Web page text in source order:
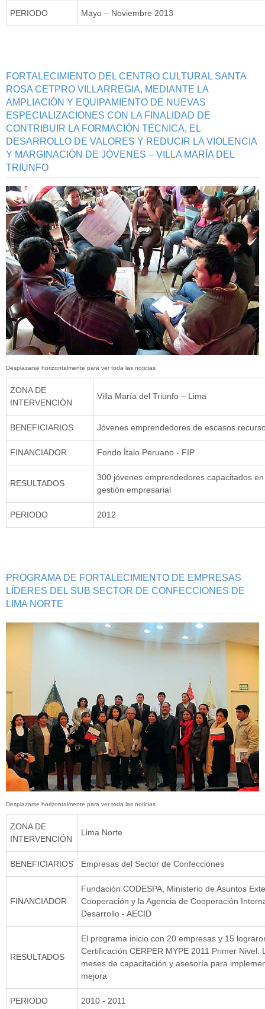
PERIODO Mayo – Noviembre 2013
FORTALECIMIENTO DEL CENTRO CULTURAL SANTA
ROSA CETPRO VILLARREGIA, MEDIANTE LA
AMPLIACIÓN Y EQUIPAMIENTO DE NUEVAS
ESPECIALIZACIONES CON LA FINALIDAD DE
CONTRIBUIR LA FORMACIÓN TÉCNICA, EL
DESARROLLO DE VALORES Y REDUCIR LA VIOLENCIA
Y MARGINACIÓN DE JÓVENES – VILLA MARÍA DEL
TRIUNFO
ZONA DE
INTERVENCIÓN
Villa María del Triunfo – Lima
BENEFICIARIOS Jóvenes emprendedores de escasos
FINANCIADOR Fondo Ítalo Peruano - FIP
RESULTADOS
300 jóvenes emprendedores capacitados
gestión empresarial
PERIODO 2012
PROGRAMA DE FORTALECIMIENTO DE EMPRESAS
LÍDERES DEL SUB SECTOR DE CONFECCIONES DE
LIMA NORTE
ZONA DE
INTERVENCIÓN
Lima Norte
BENEFICIARIOS Empresas del Sector de Confecciones
FINANCIADOR
Fundación CODESPA, Ministerio de Asuntos
Cooperación y la Agencia de Cooperación
Desarrollo - AECID
RESULTADOS
El programa inicio con 20 empresas y 15
Certificación CERPER MYPE 2011 Primer Nivel.
meses de capacitación y asesoría para
mejora
PERIODO 2010 - 2011